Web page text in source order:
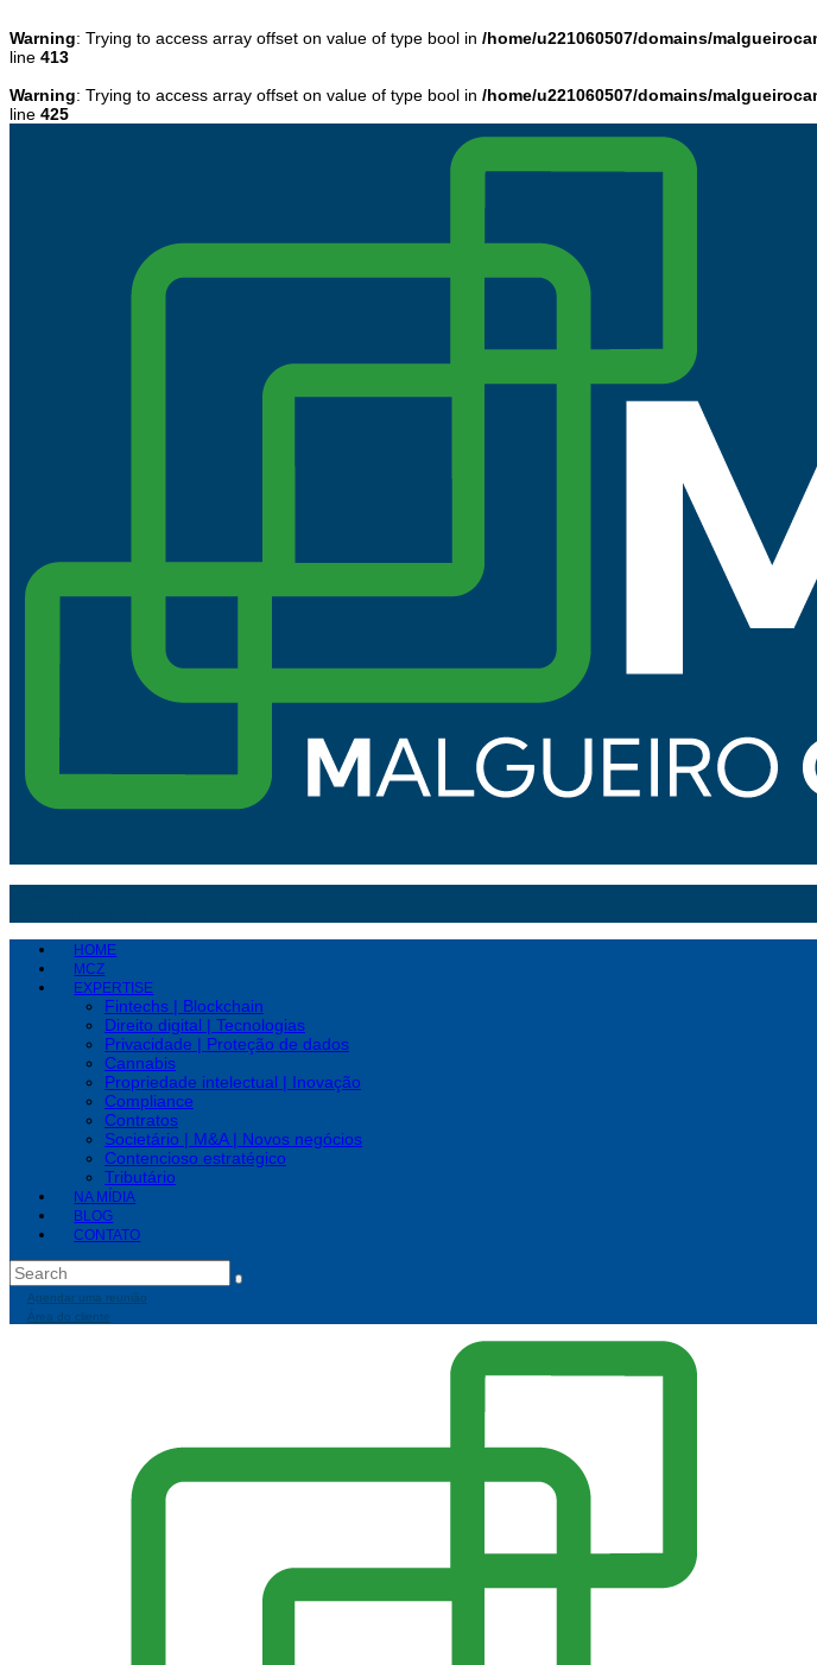
Warning: Trying to access array offset on value of type bool in /home/u221060507/domains/
line 413
Warning: Trying to access array offset on value of type bool in /home/u221060507/domains/
line 425
HOME
MCZ
EXPERTISE
Fintechs | Blockchain
Direito digital | Tecnologias
Privacidade | Proteção de dados
Cannabis
Propriedade intelectual | Inovação
Compliance
Contratos
Societário | M&A | Novos negócios
Contencioso estratégico
Tributário
NA MÍDIA
BLOG
CONTATO
Agendar uma reunião
Área do cliente